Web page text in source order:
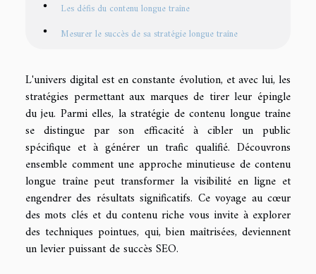
Les défis du contenu longue traîne
Mesurer le succès de sa stratégie longue traîne
L'univers digital est en constante évolution, et avec lui, les
stratégies permettant aux marques de tirer leur épingle
du jeu. Parmi elles, la stratégie de contenu longue traîne
se distingue par son efficacité à cibler un public
spécifique et à générer un trafic qualifié. Découvrons
ensemble comment une approche minutieuse de contenu
longue traîne peut transformer la visibilité en ligne et
engendrer des résultats significatifs. Ce voyage au cœur
des mots clés et du contenu riche vous invite à explorer
des techniques pointues, qui, bien maîtrisées, deviennent
un levier puissant de succès SEO.